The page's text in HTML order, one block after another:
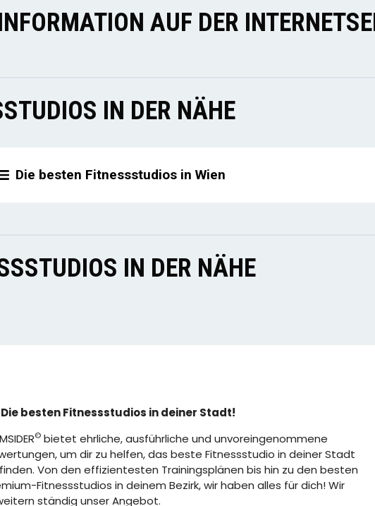
AUF DER
IN DER NÄHE
Die besten Fitnessstudios in Wien
IN DER NÄHE
Die besten Fitnessstudios in deiner Stadt!
© bietet ehrliche, ausführliche und unvoreingenommene
um dir zu helfen, das beste Fitnessstudio in deiner Stadt
Von den effizientesten Trainingsplänen bis hin zu den besten
Fitnessstudios in deinem Bezirk, wir haben alles für dich! Wir
ständig unser Angebot.